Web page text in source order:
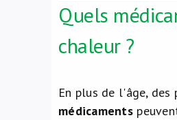
Quels
chaleur ?
En plus de l'âge,
médicaments